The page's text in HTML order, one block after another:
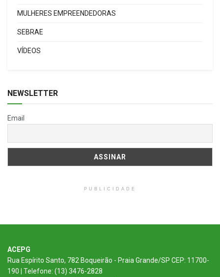
MULHERES EMPREENDEDORAS
SEBRAE
VÍDEOS
NEWSLETTER
Email
PUBLICIDADE
ACEPG
Rua Espírito Santo, 782 Boqueirão - Praia Grande/SP CEP: 11700-
190 | Telefone: (13) 3476-2828